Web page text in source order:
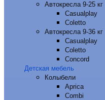
Автокресла 9-25 кг
Casualplay
Coletto
Автокресла 9-36 кг
Casualplay
Coletto
Concord
Детская мебель
Колыбели
Aprica
Combi